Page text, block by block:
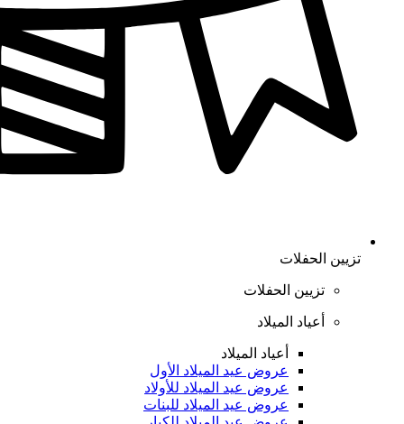
تزيين الحفلات
تزيين الحفلات
أعياد الميلاد
أعياد الميلاد
عروض عيد الميلاد الأول
عروض عيد الميلاد للأولاد
عروض عيد الميلاد للبنات